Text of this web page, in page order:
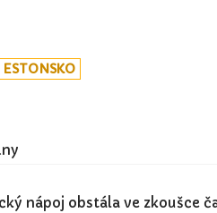
ESTONSKO
nápoj obstála ve zkoušce